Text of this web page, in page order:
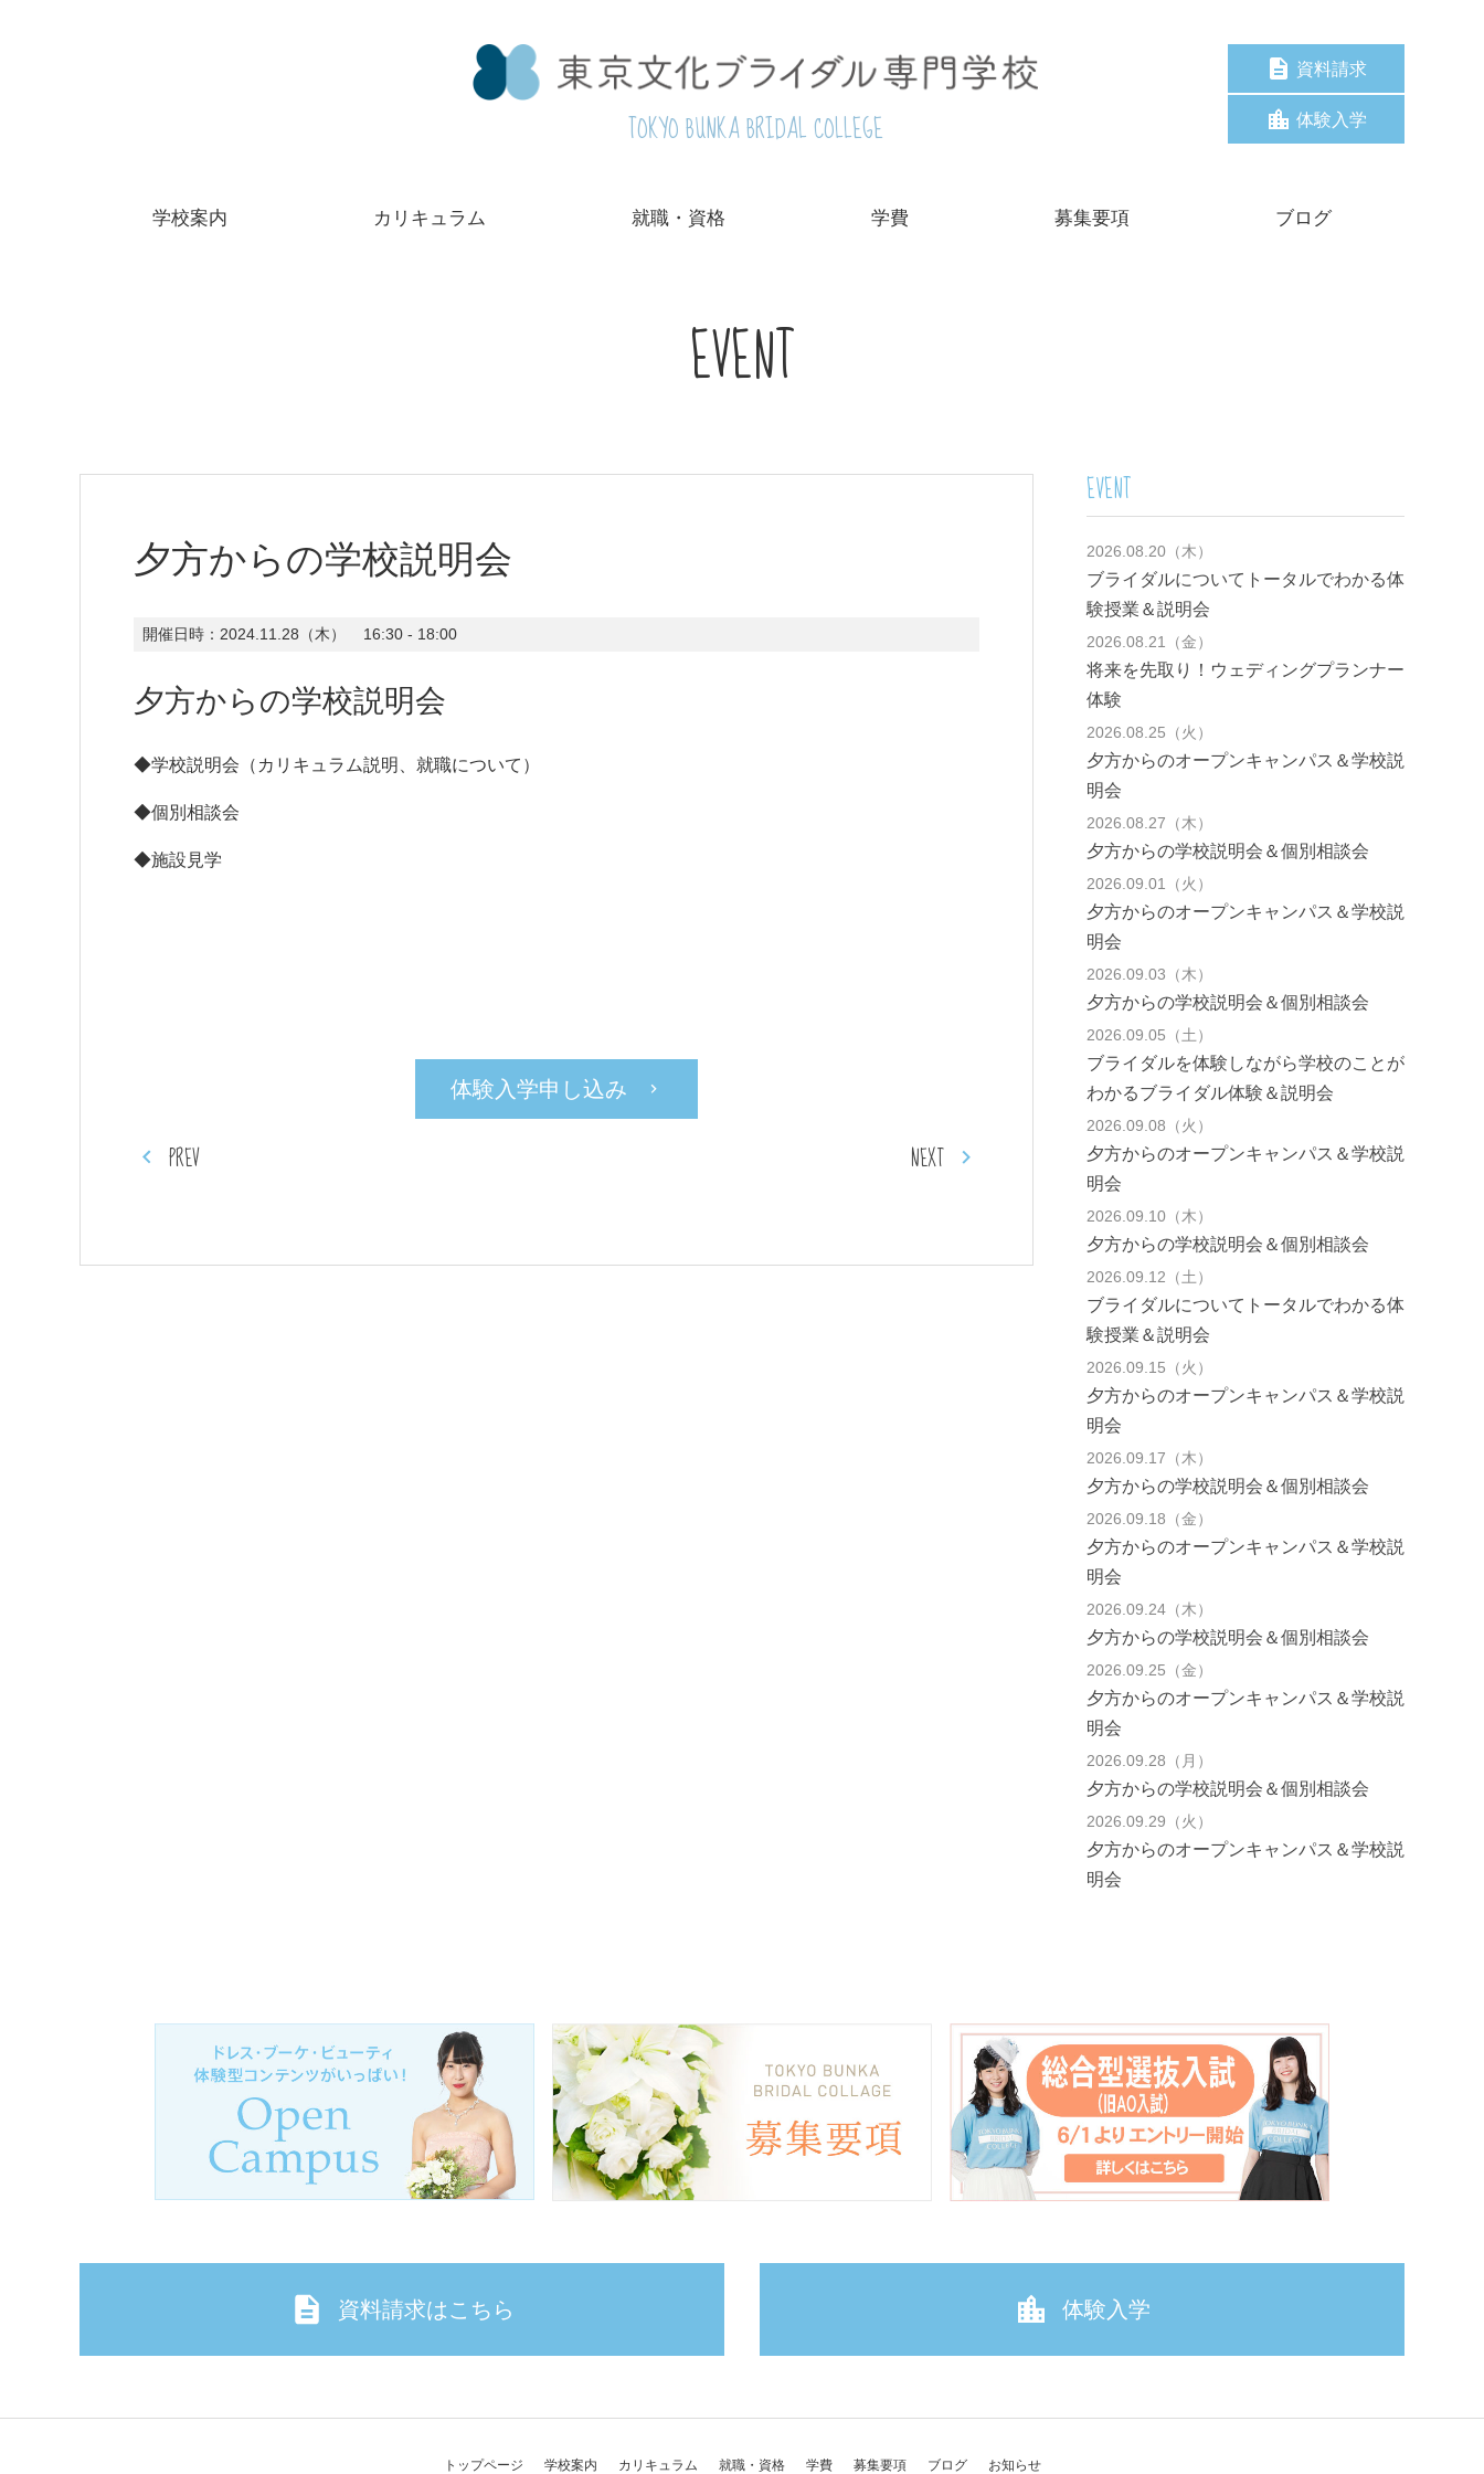
TOKYO BUNKA BRIDAL COLLEGE
資料請求
体験入学
学校案内 カリキュラム 就職・資格 学費 募集要項 ブログ
EVENT
夕方からの学校説明会
開催日時： 2024.11.28（木） 16:30 - 18:00
夕方からの学校説明会
◆学校説明会（カリキュラム説明、就職について）
◆個別相談会
◆施設見学
体験入学申し込み
PREV NEXT
EVENT
2026.08.20（木）
ブライダルについてトータルでわかる体
験授業＆説明会
2026.08.21（金）
将来を先取り！ウェディングプランナー
体験
2026.08.25（火）
夕方からのオープンキャンパス＆学校説
明会
2026.08.27（木）
夕方からの学校説明会＆個別相談会
2026.09.01（火）
夕方からのオープンキャンパス＆学校説
明会
2026.09.03（木）
夕方からの学校説明会＆個別相談会
2026.09.05（土）
ブライダルを体験しながら学校のことが
わかるブライダル体験＆説明会
2026.09.08（火）
夕方からのオープンキャンパス＆学校説
明会
2026.09.10（木）
夕方からの学校説明会＆個別相談会
2026.09.12（土）
ブライダルについてトータルでわかる体
験授業＆説明会
2026.09.15（火）
夕方からのオープンキャンパス＆学校説
明会
2026.09.17（木）
夕方からの学校説明会＆個別相談会
2026.09.18（金）
夕方からのオープンキャンパス＆学校説
明会
2026.09.24（木）
夕方からの学校説明会＆個別相談会
2026.09.25（金）
夕方からのオープンキャンパス＆学校説
明会
2026.09.28（月）
夕方からの学校説明会＆個別相談会
2026.09.29（火）
夕方からのオープンキャンパス＆学校説
明会
資料請求はこちら 体験入学
トップページ 学校案内 カリキュラム 就職・資格 学費 募集要項 ブログ お知らせ